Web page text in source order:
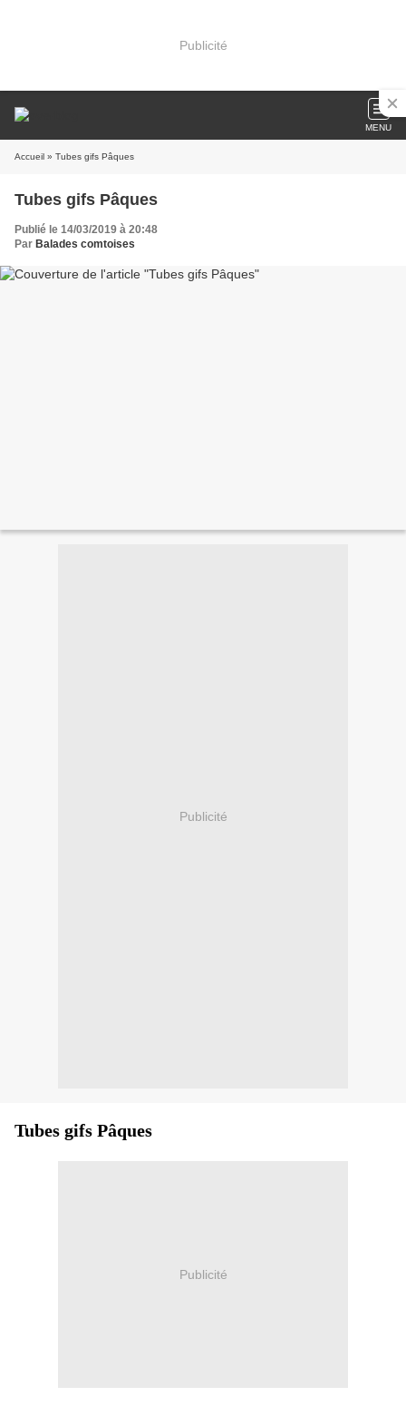
Publicité
MENU
Accueil » Tubes gifs Pâques
Tubes gifs Pâques
Publié le 14/03/2019 à 20:48
Par Balades comtoises
Publicité
Tubes gifs Pâques
Publicité